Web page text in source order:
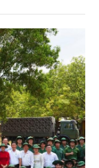
thống nhất đất